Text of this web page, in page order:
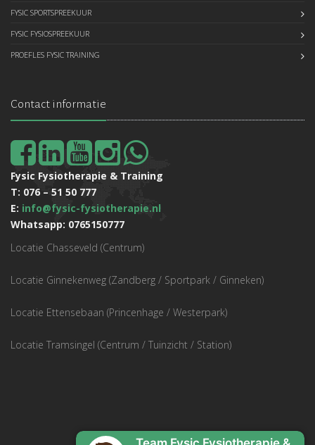
FYSIC SPORTSPREEKUUR
FYSIC FYSIOSPREEKUUR
PROEFLES FYSIC TRAINING
Contact informatie
Fysic Fysiotherapie & Training
T: 076 – 51 50 777
E: info@fysic-fysiotherapie.nl
Whatsapp: 0765150777
Locatie Chasseveld (Centrum)
Locatie Ginnekenweg (Zandberg / Sportpark / Ginneken)
Locatie Ettensebaan (Princenhage / Westerpark)
Locatie Tramsingel (Centrum / Tuinzicht / Station)